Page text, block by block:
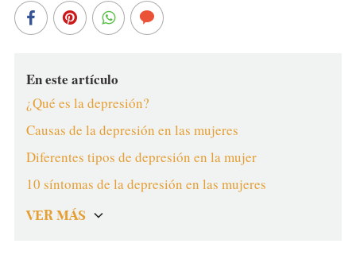
En este artículo
¿Qué es la depresión?
Causas de la depresión en las mujeres
Diferentes tipos de depresión en la mujer
10 síntomas de la depresión en las mujeres